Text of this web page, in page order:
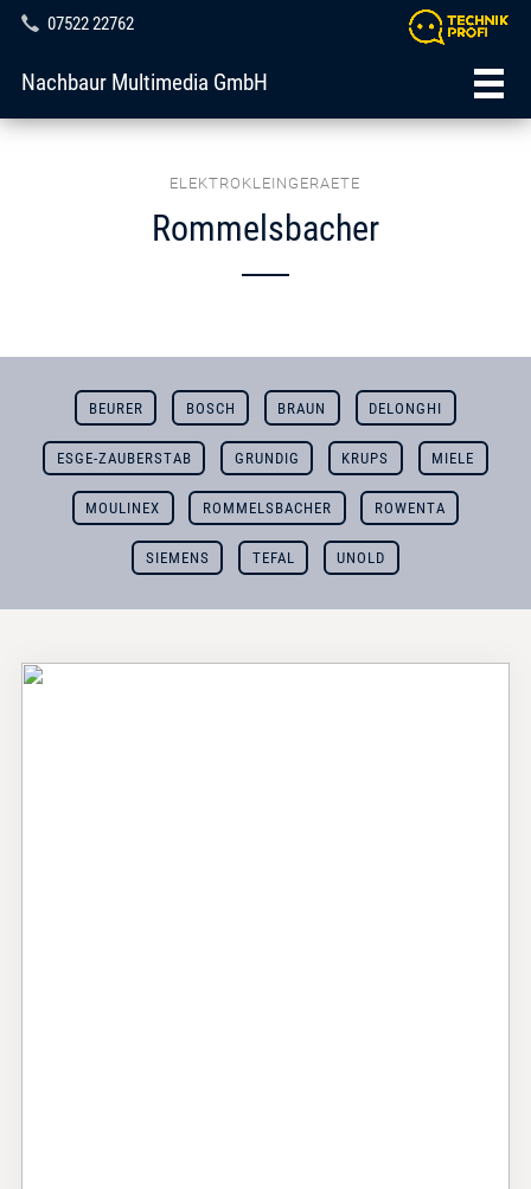
07522 22762
Nachbaur Multimedia GmbH
ELEKTROKLEINGERAETE
Rommelsbacher
BEURER BOSCH BRAUN DELONGHI
ESGE-ZAUBERSTAB GRUNDIG KRUPS MIELE
MOULINEX ROMMELSBACHER ROWENTA
SIEMENS TEFAL UNOLD